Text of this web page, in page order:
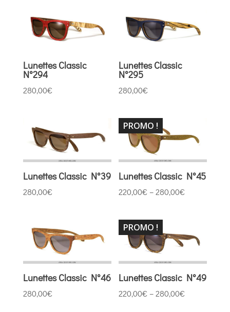
Lunettes Classic
N°294
280,00€
Lunettes Classic
N°295
280,00€
Lunettes Classic N°39
280,00€
PROMO !
Lunettes Classic N°45
220,00€ –280,00€
Lunettes Classic N°46
280,00€
PROMO !
Lunettes Classic N°49
220,00€ –280,00€